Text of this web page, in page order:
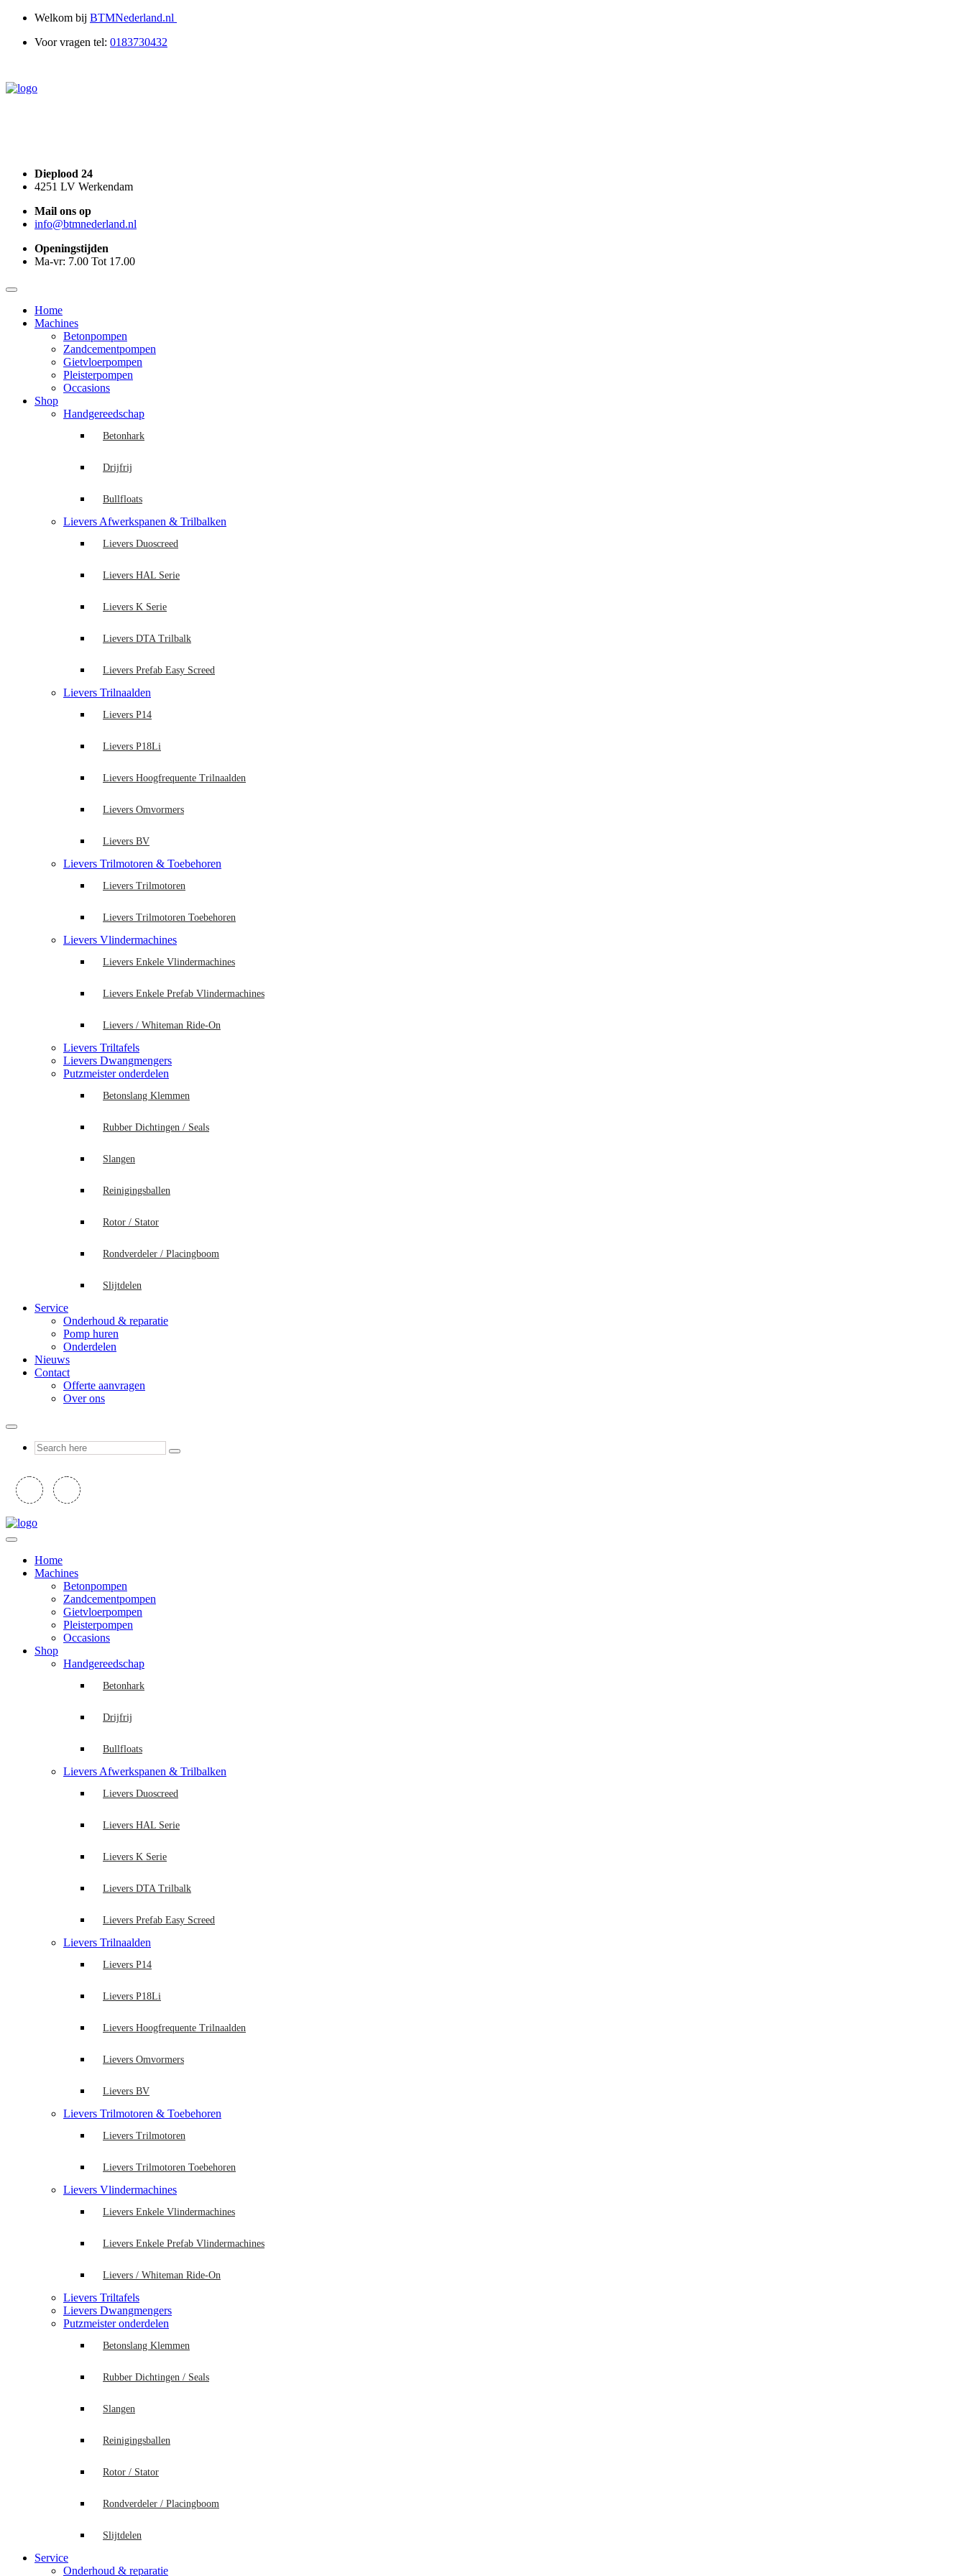
Welkom bij BTMNederland.nl
Voor vragen tel: 0183730432
Dieplood 24
4251 LV Werkendam
Mail ons op
info@btmnederland.nl
Openingstijden
Ma-vr: 7.00 Tot 17.00
Home
Machines
Betonpompen
Zandcementpompen
Gietvloerpompen
Pleisterpompen
Occasions
Shop
Handgereedschap
Betonhark
Drijfrij
Bullfloats
Lievers Afwerkspanen & Trilbalken
Lievers Duoscreed
Lievers HAL Serie
Lievers K Serie
Lievers DTA Trilbalk
Lievers Prefab Easy Screed
Lievers Trilnaalden
Lievers P14
Lievers P18Li
Lievers Hoogfrequente Trilnaalden
Lievers Omvormers
Lievers BV
Lievers Trilmotoren & Toebehoren
Lievers Trilmotoren
Lievers Trilmotoren Toebehoren
Lievers Vlindermachines
Lievers Enkele Vlindermachines
Lievers Enkele Prefab Vlindermachines
Lievers / Whiteman Ride-On
Lievers Triltafels
Lievers Dwangmengers
Putzmeister onderdelen
Betonslang Klemmen
Rubber Dichtingen / Seals
Slangen
Reinigingsballen
Rotor / Stator
Rondverdeler / Placingboom
Slijtdelen
Service
Onderhoud & reparatie
Pomp huren
Onderdelen
Nieuws
Contact
Offerte aanvragen
Over ons
Home
Machines
Betonpompen
Zandcementpompen
Gietvloerpompen
Pleisterpompen
Occasions
Shop
Handgereedschap
Betonhark
Drijfrij
Bullfloats
Lievers Afwerkspanen & Trilbalken
Lievers Duoscreed
Lievers HAL Serie
Lievers K Serie
Lievers DTA Trilbalk
Lievers Prefab Easy Screed
Lievers Trilnaalden
Lievers P14
Lievers P18Li
Lievers Hoogfrequente Trilnaalden
Lievers Omvormers
Lievers BV
Lievers Trilmotoren & Toebehoren
Lievers Trilmotoren
Lievers Trilmotoren Toebehoren
Lievers Vlindermachines
Lievers Enkele Vlindermachines
Lievers Enkele Prefab Vlindermachines
Lievers / Whiteman Ride-On
Lievers Triltafels
Lievers Dwangmengers
Putzmeister onderdelen
Betonslang Klemmen
Rubber Dichtingen / Seals
Slangen
Reinigingsballen
Rotor / Stator
Rondverdeler / Placingboom
Slijtdelen
Service
Onderhoud & reparatie